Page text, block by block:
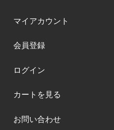
マイアカウント
会員登録
ログイン
カートを見る
お問い合わせ